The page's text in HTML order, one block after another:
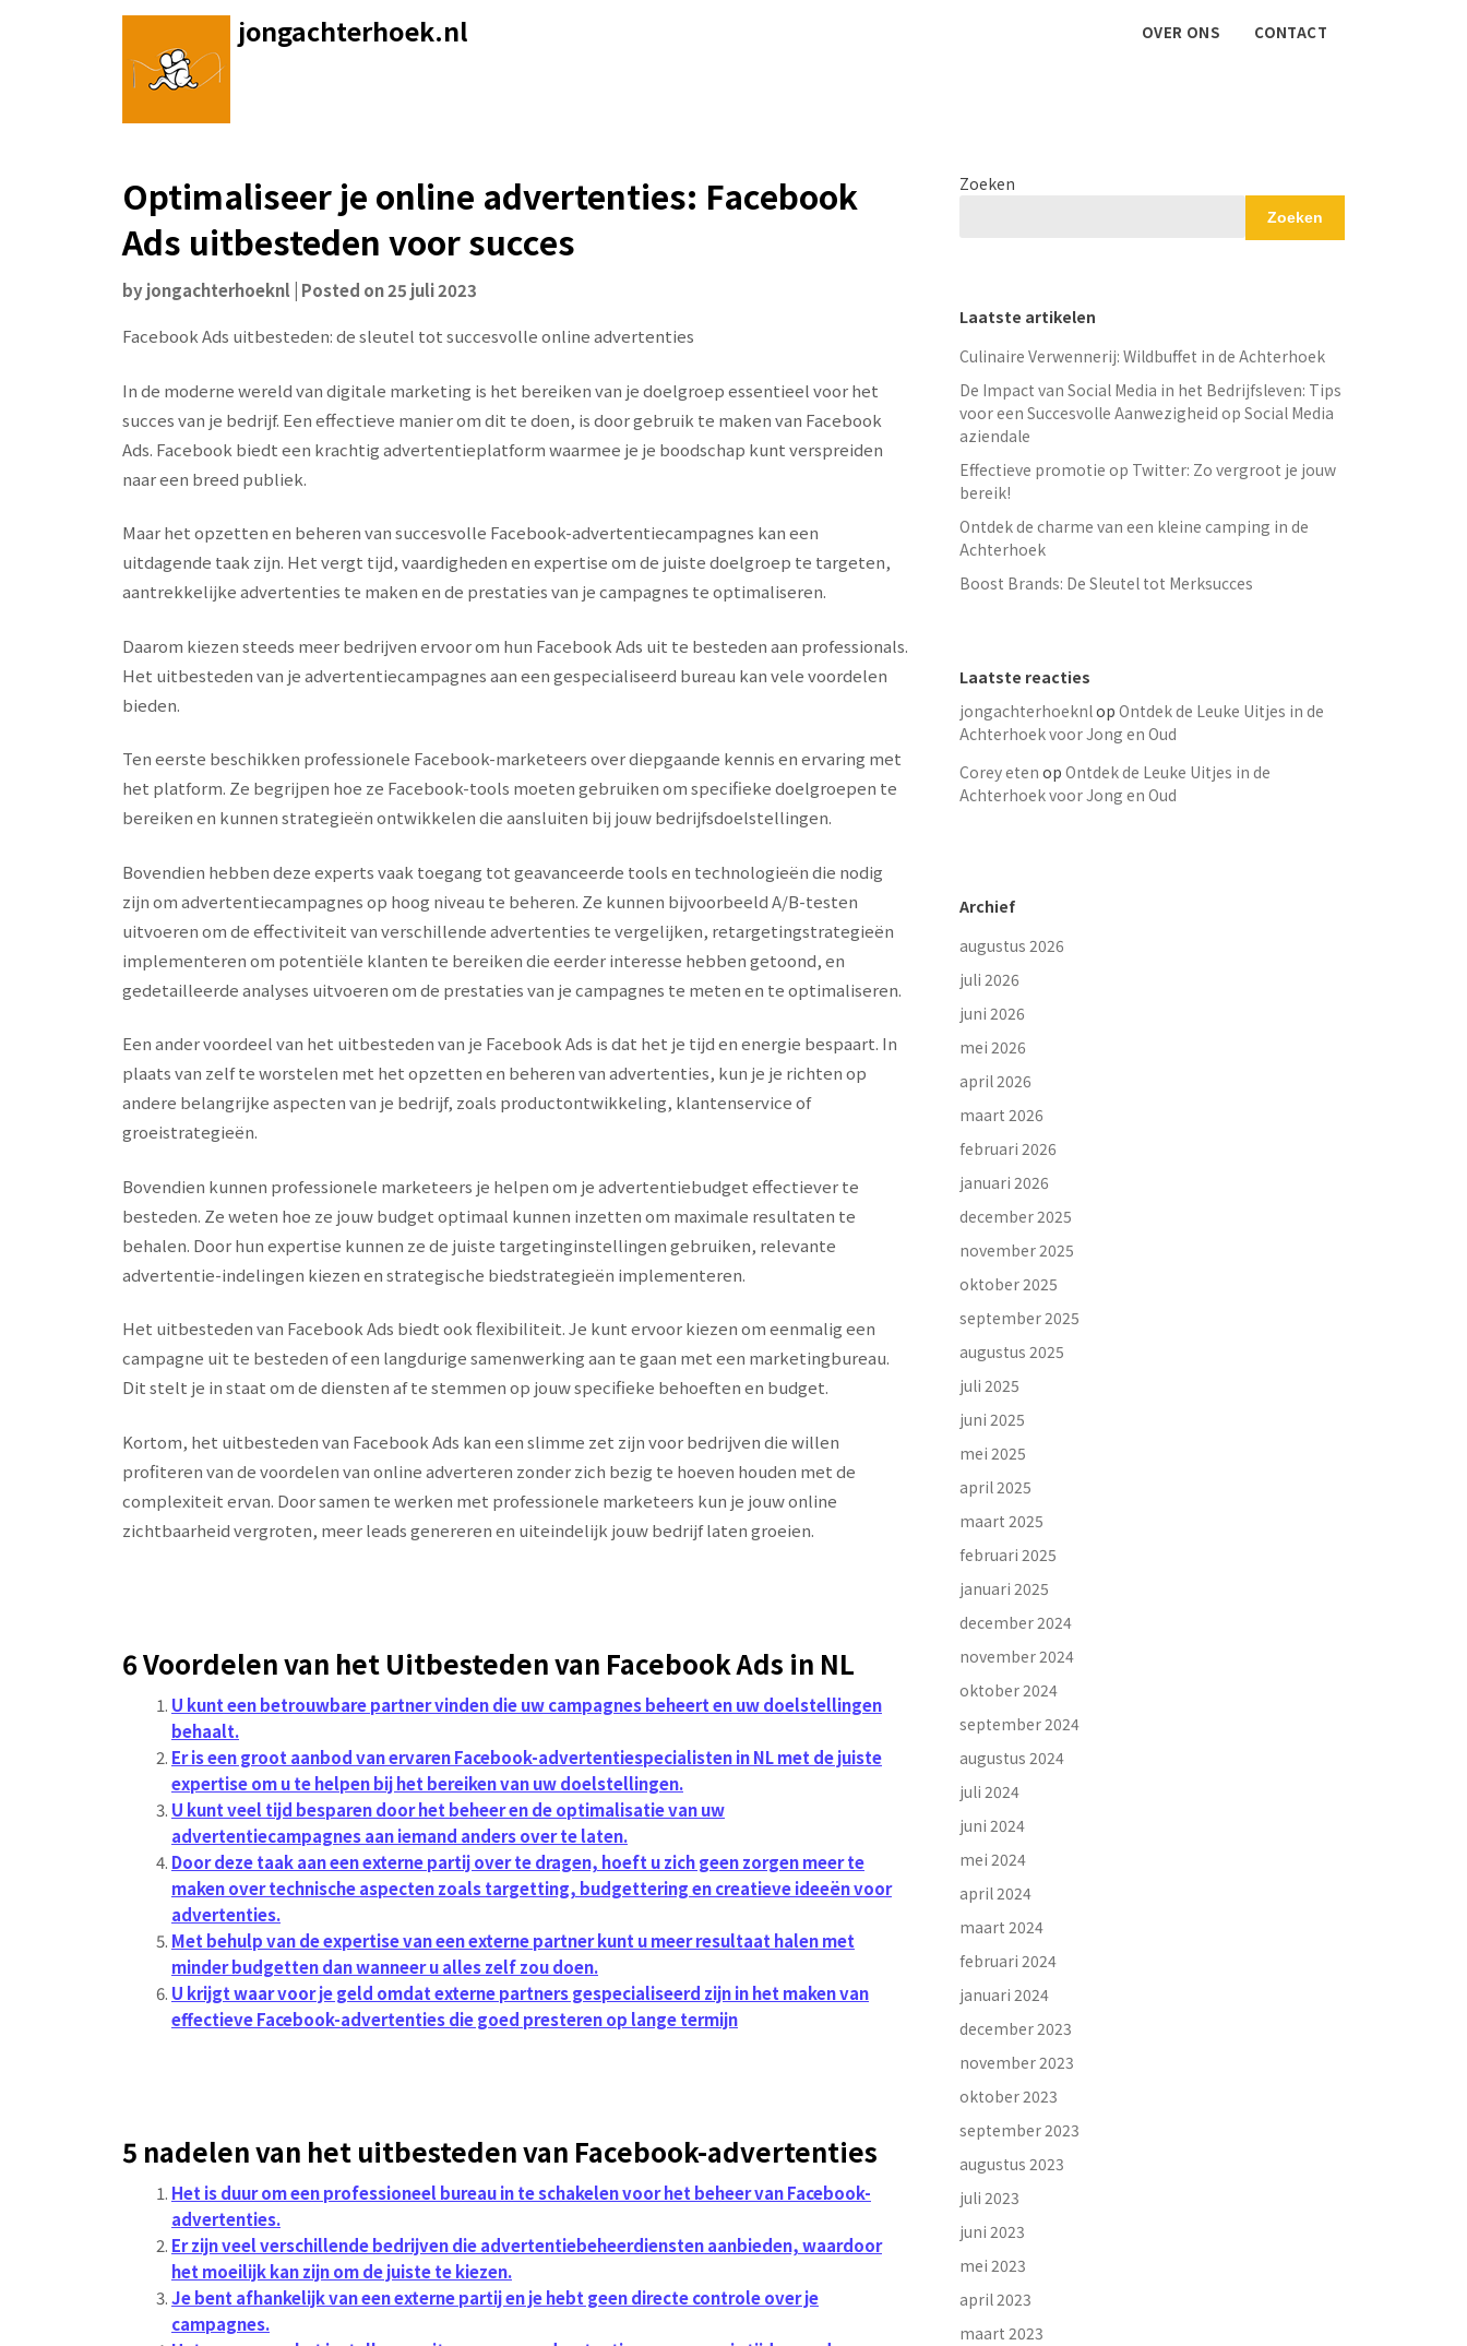
jongachterhoek.nl OVER ONS CONTACT
Optimaliseer je online advertenties: Facebook
Ads uitbesteden voor succes
byjongachterhoeknl Posted on25 juli 2023
Facebook Ads uitbesteden: de sleutel tot succesvolle online advertenties
In de moderne wereld van digitale marketing is het bereiken van je doelgroep essentieel voor het
succes van je bedrijf. Een effectieve manier om dit te doen, is door gebruik te maken van Facebook
Ads. Facebook biedt een krachtig advertentieplatform waarmee je je boodschap kunt verspreiden
naar een breed publiek.
Maar het opzetten en beheren van succesvolle Facebook-advertentiecampagnes kan een
uitdagende taak zijn. Het vergt tijd, vaardigheden en expertise om de juiste doelgroep te targeten,
aantrekkelijke advertenties te maken en de prestaties van je campagnes te optimaliseren.
Daarom kiezen steeds meer bedrijven ervoor om hun Facebook Ads uit te besteden aan professionals.
Het uitbesteden van je advertentiecampagnes aan een gespecialiseerd bureau kan vele voordelen
bieden.
Ten eerste beschikken professionele Facebook-marketeers over diepgaande kennis en ervaring met
het platform. Ze begrijpen hoe ze Facebook-tools moeten gebruiken om specifieke doelgroepen te
bereiken en kunnen strategieën ontwikkelen die aansluiten bij jouw bedrijfsdoelstellingen.
Bovendien hebben deze experts vaak toegang tot geavanceerde tools en technologieën die nodig
zijn om advertentiecampagnes op hoog niveau te beheren. Ze kunnen bijvoorbeeld A/B-testen
uitvoeren om de effectiviteit van verschillende advertenties te vergelijken, retargetingstrategieën
implementeren om potentiële klanten te bereiken die eerder interesse hebben getoond, en
gedetailleerde analyses uitvoeren om de prestaties van je campagnes te meten en te optimaliseren.
Een ander voordeel van het uitbesteden van je Facebook Ads is dat het je tijd en energie bespaart. In
plaats van zelf te worstelen met het opzetten en beheren van advertenties, kun je je richten op
andere belangrijke aspecten van je bedrijf, zoals productontwikkeling, klantenservice of
groeistrategieën.
Bovendien kunnen professionele marketeers je helpen om je advertentiebudget effectiever te
besteden. Ze weten hoe ze jouw budget optimaal kunnen inzetten om maximale resultaten te
behalen. Door hun expertise kunnen ze de juiste targetinginstellingen gebruiken, relevante
advertentie-indelingen kiezen en strategische biedstrategieën implementeren.
Het uitbesteden van Facebook Ads biedt ook flexibiliteit. Je kunt ervoor kiezen om eenmalig een
campagne uit te besteden of een langdurige samenwerking aan te gaan met een marketingbureau.
Dit stelt je in staat om de diensten af te stemmen op jouw specifieke behoeften en budget.
Kortom, het uitbesteden van Facebook Ads kan een slimme zet zijn voor bedrijven die willen
profiteren van de voordelen van online adverteren zonder zich bezig te hoeven houden met de
complexiteit ervan. Door samen te werken met professionele marketeers kun je jouw online
zichtbaarheid vergroten, meer leads genereren en uiteindelijk jouw bedrijf laten groeien.
6 Voordelen van het Uitbesteden van Facebook Ads in NL
U kunt een betrouwbare partner vinden die uw campagnes beheert en uw doelstellingen
behaalt.
Er is een groot aanbod van ervaren Facebook-advertentiespecialisten in NL met de juiste
expertise om u te helpen bij het bereiken van uw doelstellingen.
U kunt veel tijd besparen door het beheer en de optimalisatie van uw
advertentiecampagnes aan iemand anders over te laten.
Door deze taak aan een externe partij over te dragen, hoeft u zich geen zorgen meer te
maken over technische aspecten zoals targetting, budgettering en creatieve ideeën voor
advertenties.
Met behulp van de expertise van een externe partner kunt u meer resultaat halen met
minder budgetten dan wanneer u alles zelf zou doen.
U krijgt waar voor je geld omdat externe partners gespecialiseerd zijn in het maken van
effectieve Facebook-advertenties die goed presteren op lange termijn
5 nadelen van het uitbesteden van Facebook-advertenties
Het is duur om een professioneel bureau in te schakelen voor het beheer van Facebook-
advertenties.
Er zijn veel verschillende bedrijven die advertentiebeheerdiensten aanbieden, waardoor
het moeilijk kan zijn om de juiste te kiezen.
Je bent afhankelijk van een externe partij en je hebt geen directe controle over je
campagnes.
Zoeken
Zoeken
Laatste artikelen
Culinaire Verwennerij: Wildbuffet in de Achterhoek
De Impact van Social Media in het Bedrijfsleven: Tips
voor een Succesvolle Aanwezigheid op Social Media
aziendale
Effectieve promotie op Twitter: Zo vergroot je jouw
bereik!
Ontdek de charme van een kleine camping in de
Achterhoek
Boost Brands: De Sleutel tot Merksucces
Laatste reacties
jongachterhoeknlop Ontdek de Leuke Uitjes in de
Achterhoek voor Jong en Oud
Corey eten op Ontdek de Leuke Uitjes in de
Achterhoek voor Jong en Oud
Archief
augustus 2026
juli 2026
juni 2026
mei 2026
april 2026
maart 2026
februari 2026
januari 2026
december 2025
november 2025
oktober 2025
september 2025
augustus 2025
juli 2025
juni 2025
mei 2025
april 2025
maart 2025
februari 2025
januari 2025
december 2024
november 2024
oktober 2024
september 2024
augustus 2024
juli 2024
juni 2024
mei 2024
april 2024
maart 2024
februari 2024
januari 2024
december 2023
november 2023
oktober 2023
september 2023
augustus 2023
juli 2023
juni 2023
mei 2023
april 2023
maart 2023